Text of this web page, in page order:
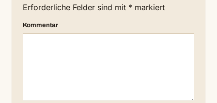
Erforderliche Felder sind mit * markiert
Kommentar